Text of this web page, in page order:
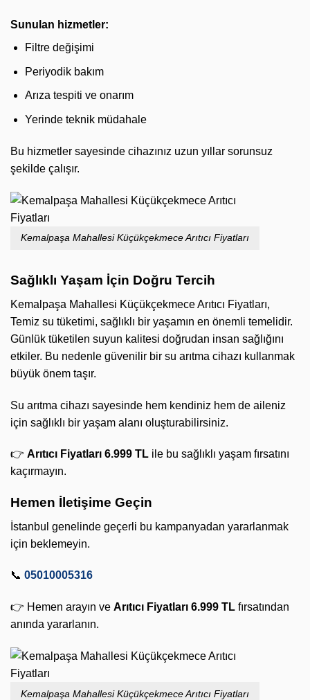
Sunulan hizmetler:
Filtre değişimi
Periyodik bakım
Arıza tespiti ve onarım
Yerinde teknik müdahale
Bu hizmetler sayesinde cihazınız uzun yıllar sorunsuz
şekilde çalışır.
Kemalpaşa Mahallesi Küçükçekmece Arıtıcı Fiyatları
Sağlıklı Yaşam İçin Doğru Tercih
Kemalpaşa Mahallesi Küçükçekmece Arıtıcı Fiyatları,
Temiz su tüketimi, sağlıklı bir yaşamın en önemli temelidir.
Günlük tüketilen suyun kalitesi doğrudan insan sağlığını
etkiler. Bu nedenle güvenilir bir su arıtma cihazı kullanmak
büyük önem taşır.
Su arıtma cihazı sayesinde hem kendiniz hem de aileniz
için sağlıklı bir yaşam alanı oluşturabilirsiniz.
👉 Arıtıcı Fiyatları 6.999 TL ile bu sağlıklı yaşam fırsatını
kaçırmayın.
Hemen İletişime Geçin
İstanbul genelinde geçerli bu kampanyadan yararlanmak
için beklemeyin.
📞 05010005316
👉 Hemen arayın ve Arıtıcı Fiyatları 6.999 TL fırsatından
anında yararlanın.
Kemalpaşa Mahallesi Küçükçekmece Arıtıcı Fiyatları